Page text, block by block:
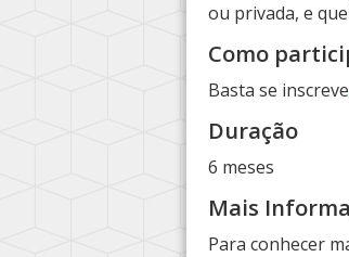
ou privada, e
Como
Basta se
Duração
6 meses
Mais
Para conhecer